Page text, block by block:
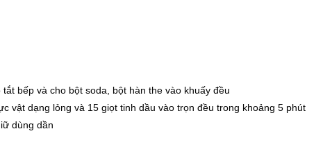
bếp và cho bột soda, bột hàn the vào khuấy đều
vật dạng lỏng và 15 giọt tinh dầu vào trọn đều trong khoảng 5 phút
dùng dần